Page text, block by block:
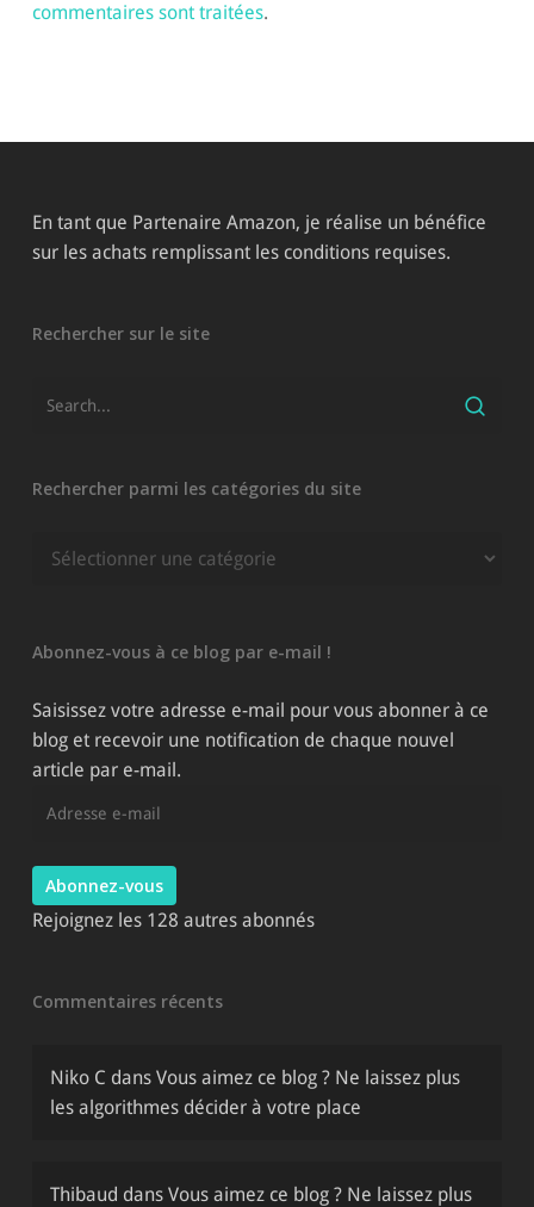
commentaires sont traitées.
En tant que Partenaire Amazon, je réalise un bénéfice
sur les achats remplissant les conditions requises.
Rechercher sur le site
Rechercher parmi les catégories du site
Rechercher
du
Abonnez-vous à ce blog par e-mail !
Saisissez votre adresse e-mail pour vous abonner à ce
blog et recevoir une notification de chaque nouvel
article par e-mail.
Abonnez-vous
Rejoignez les 128 autres abonnés
Commentaires récents
Niko C dans Vous aimez ce blog ? Ne laissez plus
les algorithmes décider à votre place
Thibaud dans Vous aimez ce blog ? Ne laissez plus